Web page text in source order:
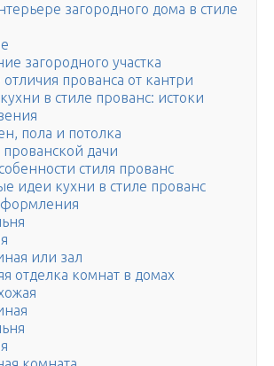
загородного дома в стиле
загородного участка
прованса от кантри
в стиле прованс: истоки
пола и потолка
дачи
стиля прованс
идеи кухни в стиле прованс
или зал
отделка комнат в домах